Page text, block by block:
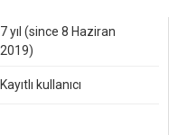
7 yıl (since 8 Haziran
2019)
Kayıtlı kullanıcı